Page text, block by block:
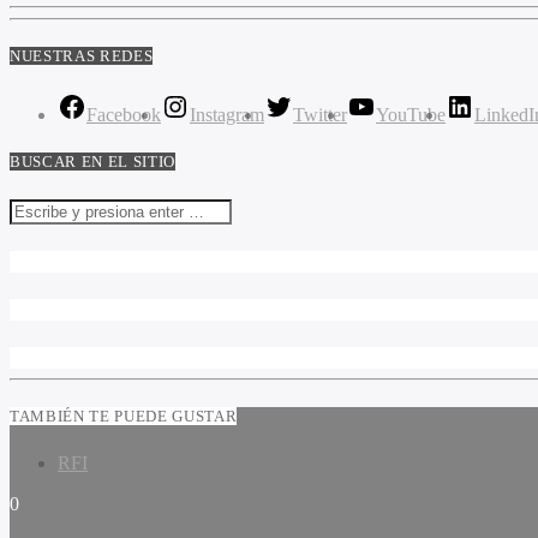
NUESTRAS REDES
Facebook Instagram Twitter YouTube
BUSCAR EN EL SITIO
TAMBIÉN TE PUEDE GUSTAR
RFI
0